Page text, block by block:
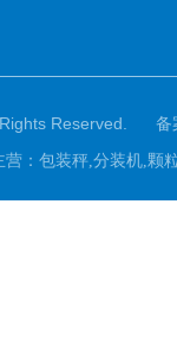
Reserved.
备
： 包装秤,分装机,颗